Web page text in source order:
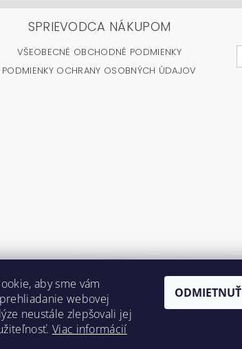
SPRIEVODCA NÁKUPOM
VŠEOBECNÉ OBCHODNÉ PODMIENKY
PODMIENKY OCHRANY OSOBNÝCH ÚDAJOV
aby sme vám
webovej
neustále zlepšovali jej
Viac informácií
ODMIETNUŤ